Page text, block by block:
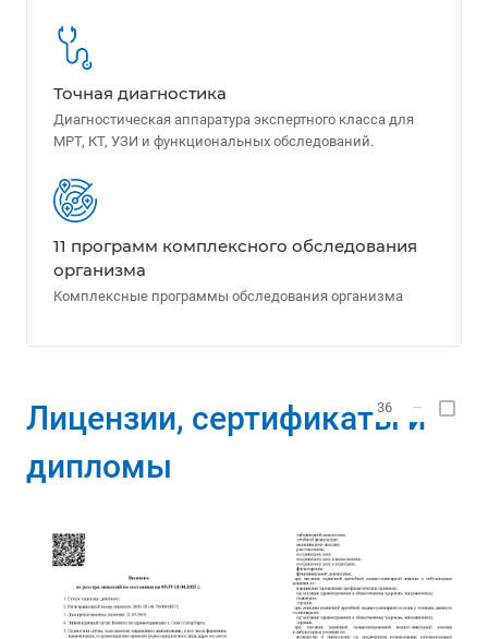
Точная диагностика
Диагностическая аппаратура экспертного класса для
МРТ, КТ, УЗИ и функциональных обследований.
11 программ комплексного обследования
организма
Комплексные программы обследования организма
Лицензии, сертификаты и
дипломы
36 —